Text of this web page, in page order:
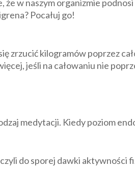
w naszym organizmie
Pocałuj go!
zrzucić kilogramów poprzez
jeśli na całowaniu nie
medytacji. Kiedy poziom
do sporej dawki aktywności